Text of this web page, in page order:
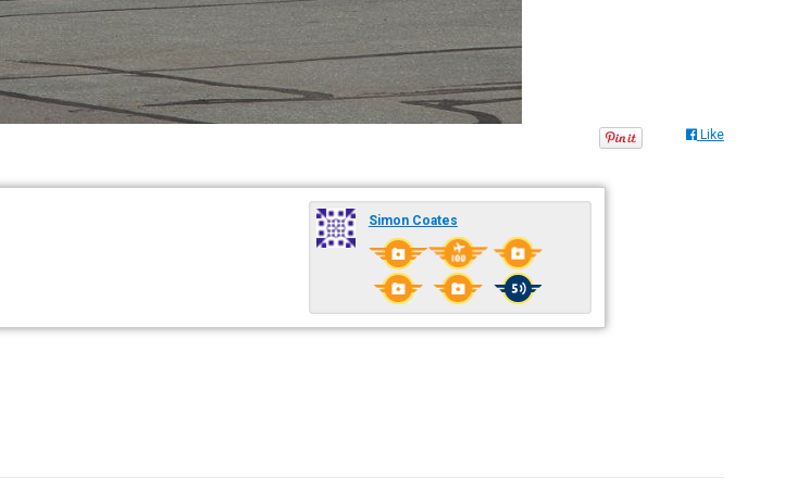
Like
Simon Coates